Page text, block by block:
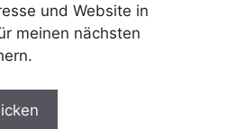
und Website in
meinen nächsten